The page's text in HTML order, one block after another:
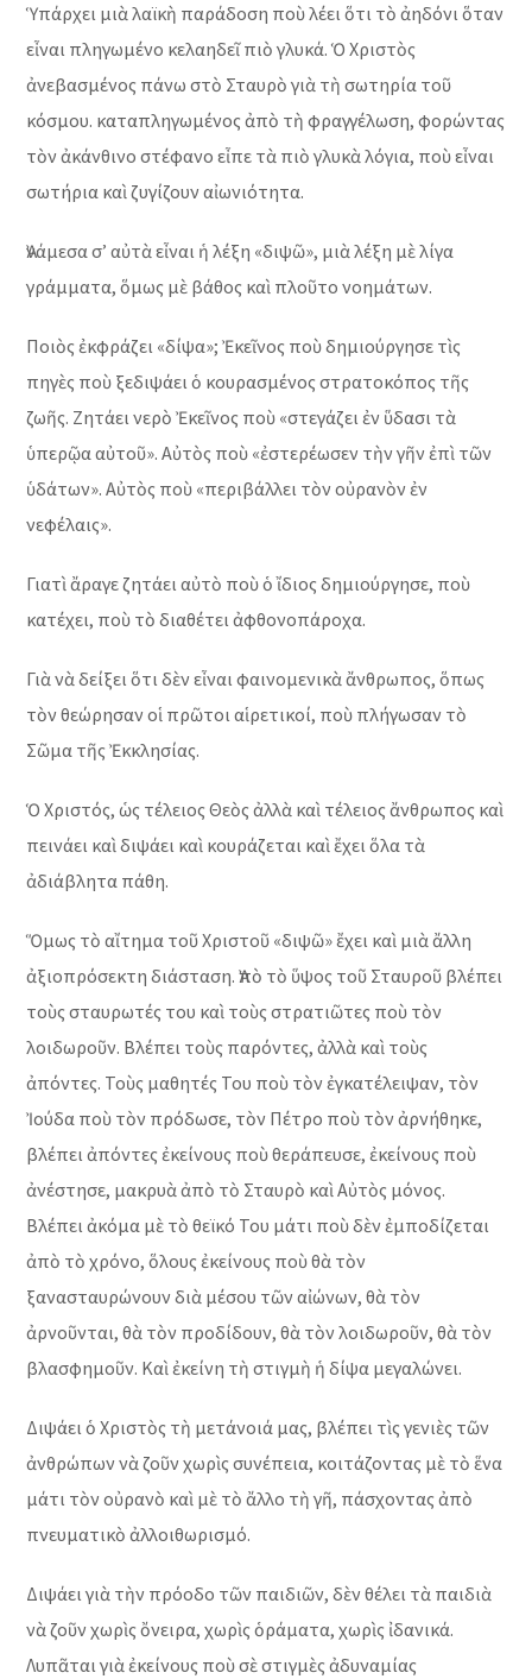
Ὑπάρχει μιὰ λαϊκὴ παράδοση ποὺ λέει ὅτι τὸ ἀηδόνι ὅταν
εἶναι πληγωμένο κελαηδεῖ πιὸ γλυκά. Ὁ Χριστὸς
ἀνεβασμένος πάνω στὸ Σταυρὸ γιὰ τὴ σωτηρία τοῦ
κόσμου. καταπληγωμένος ἀπὸ τὴ φραγγέλωση, φορώντας
τὸν ἀκάνθινο στέφανο εἶπε τὰ πιὸ γλυκὰ λόγια, ποὺ εἶναι
σωτήρια καὶ ζυγίζουν αἰωνιότητα.
Ἀνάμεσα σ’ αὐτὰ εἶναι ἡ λέξη «διψῶ», μιὰ λέξη μὲ λίγα
γράμματα, ὅμως μὲ βάθος καὶ πλοῦτο νοημάτων.
Ποιὸς ἐκφράζει «δίψα»; Ἐκεῖνος ποὺ δημιούργησε τὶς
πηγὲς ποὺ ξεδιψάει ὁ κουρασμένος στρατοκόπος τῆς
ζωῆς. Ζητάει νερὸ Ἐκεῖνος ποὺ «στεγάζει ἐν ὕδασι τὰ
ὑπερῷα αὐτοῦ». Αὐτὸς ποὺ «ἐστερέωσεν τὴν γῆν ἐπὶ τῶν
ὑδάτων». Αὐτὸς ποὺ «περιβάλλει τὸν οὐρανὸν ἐν
νεφέλαις».
Γιατὶ ἄραγε ζητάει αὐτὸ ποὺ ὁ ἴδιος δημιούργησε, ποὺ
κατέχει, ποὺ τὸ διαθέτει ἀφθονοπάροχα.
Γιὰ νὰ δείξει ὅτι δὲν εἶναι φαινομενικὰ ἄνθρωπος, ὅπως
τὸν θεώρησαν οἱ πρῶτοι αἱρετικοί, ποὺ πλήγωσαν τὸ
Σῶμα τῆς Ἐκκλησίας.
Ὁ Χριστός, ὡς τέλειος Θεὸς ἀλλὰ καὶ τέλειος ἄνθρωπος καὶ
πεινάει καὶ διψάει καὶ κουράζεται καὶ ἔχει ὅλα τὰ
ἀδιάβλητα πάθη.
Ὅμως τὸ αἴτημα τοῦ Χριστοῦ «διψῶ» ἔχει καὶ μιὰ ἄλλη
ἀξιοπρόσεκτη διάσταση. Ἀπὸ τὸ ὕψος τοῦ Σταυροῦ βλέπει
τοὺς σταυρωτές του καὶ τοὺς στρατιῶτες ποὺ τὸν
λοιδωροῦν. Βλέπει τοὺς παρόντες, ἀλλὰ καὶ τοὺς
ἀπόντες. Τοὺς μαθητές Του ποὺ τὸν ἐγκατέλειψαν, τὸν
Ἰούδα ποὺ τὸν πρόδωσε, τὸν Πέτρο ποὺ τὸν ἀρνήθηκε,
βλέπει ἀπόντες ἐκείνους ποὺ θεράπευσε, ἐκείνους ποὺ
ἀνέστησε, μακρυὰ ἀπὸ τὸ Σταυρὸ καὶ Αὐτὸς μόνος.
Βλέπει ἀκόμα μὲ τὸ θεϊκό Του μάτι ποὺ δὲν ἐμποδίζεται
ἀπὸ τὸ χρόνο, ὅλους ἐκείνους ποὺ θὰ τὸν
ξανασταυρώνουν διὰ μέσου τῶν αἰώνων, θὰ τὸν
ἀρνοῦνται, θὰ τὸν προδίδουν, θὰ τὸν λοιδωροῦν, θὰ τὸν
βλασφημοῦν. Καὶ ἐκείνη τὴ στιγμὴ ἡ δίψα μεγαλώνει.
Διψάει ὁ Χριστὸς τὴ μετάνοιά μας, βλέπει τὶς γενιὲς τῶν
ἀνθρώπων νὰ ζοῦν χωρὶς συνέπεια, κοιτάζοντας μὲ τὸ ἕνα
μάτι τὸν οὐρανὸ καὶ μὲ τὸ ἄλλο τὴ γῆ, πάσχοντας ἀπὸ
πνευματικὸ ἀλλοιθωρισμό.
Διψάει γιὰ τὴν πρόοδο τῶν παιδιῶν, δὲν θέλει τὰ παιδιὰ
νὰ ζοῦν χωρὶς ὄνειρα, χωρὶς ὁράματα, χωρὶς ἰδανικά.
Λυπᾶται γιὰ ἐκείνους ποὺ σὲ στιγμὲς ἀδυναμίας